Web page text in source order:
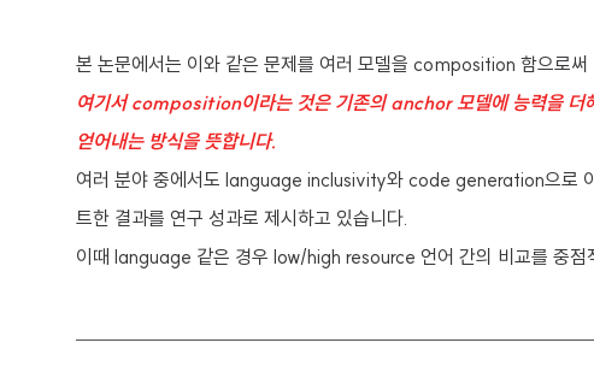
본 논문에서는 이와 같은 문제를 여러 모델을 composition 함으로써
여기서 composition이라는 것은 기존의 anchor 모델에 능력을
얻어내는 방식을 뜻합니다.
여러 분야 중에서도 language inclusivity와 code generation으로
트한 결과를 연구 성과로 제시하고 있습니다.
이때 language 같은 경우 low/high resource 언어 간의 비교를 중점